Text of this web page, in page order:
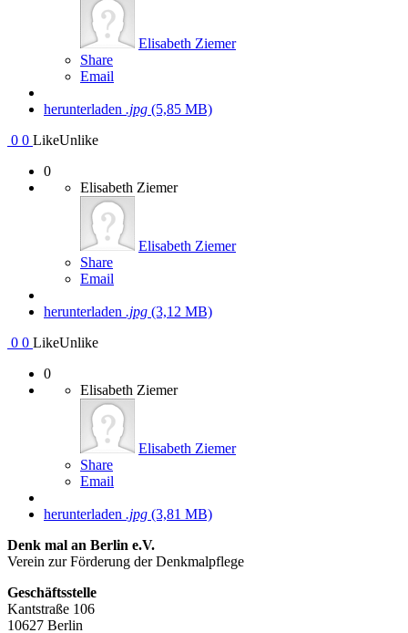
Elisabeth Ziemer
Share
Email
herunterladen .jpg (5,85 MB)
0 0 LikeUnlike
0
Elisabeth Ziemer
Elisabeth Ziemer
Share
Email
herunterladen .jpg (3,12 MB)
0 0 LikeUnlike
0
Elisabeth Ziemer
Elisabeth Ziemer
Share
Email
herunterladen .jpg (3,81 MB)
Denk mal an Berlin e.V.
Verein zur Förderung der Denkmalpflege
Geschäftsstelle
Kantstraße 106
10627 Berlin